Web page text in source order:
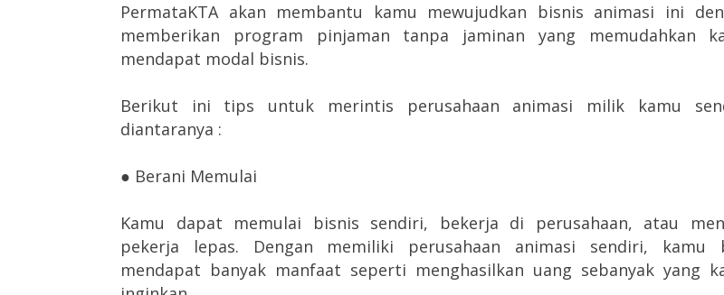
PermataKTA akan membantu kamu mewujudkan bisnis animasi ini
memberikan program pinjaman tanpa jaminan yang memudahkan
mendapat modal bisnis.
Berikut ini tips untuk merintis perusahaan animasi milik kamu
diantaranya :
● Berani Memulai
Kamu dapat memulai bisnis sendiri, bekerja di perusahaan, atau
pekerja lepas. Dengan memiliki perusahaan animasi sendiri, kamu
mendapat banyak manfaat seperti menghasilkan uang sebanyak yang